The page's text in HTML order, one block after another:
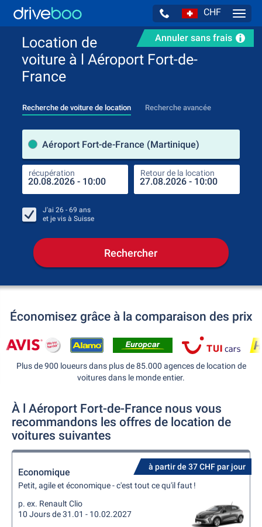
CHF
Annuler sans frais
Location de
voiture à l Aéroport Fort-de-
France
Recherche de voiture de location Recherche avancée
Aéroport Fort-de-France (Martinique)
récupération Retour de la location
J'ai 26 - 69 ans
et je vis à Suisse
Rechercher
Économisez grâce à la comparaison des prix
Plus de 900 loueurs dans plus de 85.000 agences de location de
voitures dans le monde entier.
À l Aéroport Fort-de-France nous vous
recommandons les offres de location de
voitures suivantes
à partir de 37 CHF par jour
Economique
Petit, agile et économique - c'est tout ce qu'il faut !
p. ex. Renault Clio
10 Jours de 31.01 - 10.02.2027